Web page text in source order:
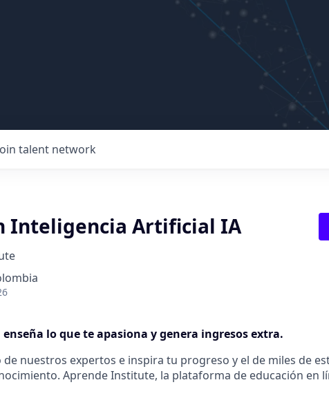
talent network
Inteligencia Artificial IA
lo que te apasiona y genera ingresos extra.
nuestros expertos e inspira tu progreso y el de miles de
Aprende Institute, la plataforma de educación en